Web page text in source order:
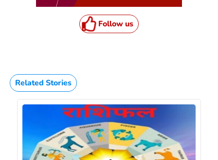
Follow us
Related Stories